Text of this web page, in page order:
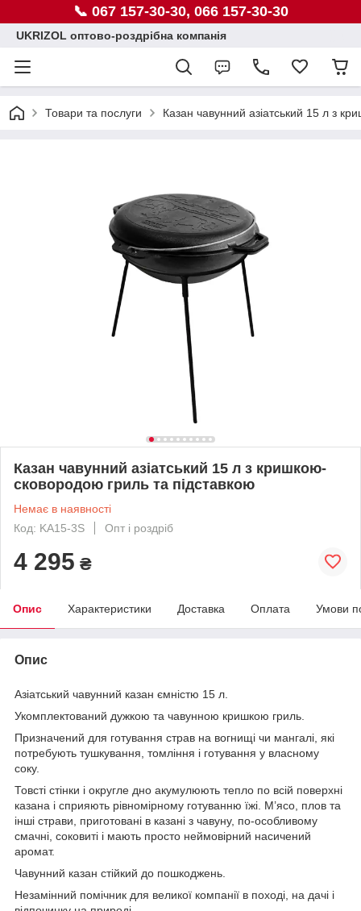
📞 067 157-30-30, 066 157-30-30
UKRIZOL оптово-роздрібна компанія
Товари та послуги Казан чавунний азіатський 15 л з
Казан чавунний азіатський 15 л з кришкою-
сковородою гриль та підставкою
Немає в наявності
Код: KA15-3S
Опт і роздріб
4 295 ₴
Опис Характеристики Доставка Оплата Умови
Опис
Азіатський чавунний казан ємністю 15 л.
Укомплектований дужкою та чавунною кришкою гриль.
Призначений для готування страв на вогнищі чи мангалі, які
потребують тушкування, томління і готування у власному
соку.
Товсті стінки і округле дно акумулюють тепло по всій поверхні
казана і сприяють рівномірному готуванню їжі. М’ясо, плов та
інші страви, приготовані в казані з чавуну, по-особливому
смачні, соковиті і мають просто неймовірний насичений
аромат.
Чавунний казан стійкий до пошкоджень.
Незамінний помічник для великої компанії в поході, на дачі і